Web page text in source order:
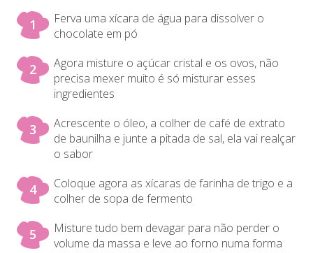
Ferva uma xícara de água para dissolver o
chocolate em pó
Agora misture o açúcar cristal e os ovos, não
precisa mexer muito é só misturar esses
ingredientes
Acrescente o óleo, a colher de café de extrato
de baunilha e junte a pitada de sal, ela vai realçar
o sabor
Coloque agora as xícaras de farinha de trigo e a
colher de sopa de fermento
Misture tudo bem devagar para não perder o
volume da massa e leve ao forno numa forma